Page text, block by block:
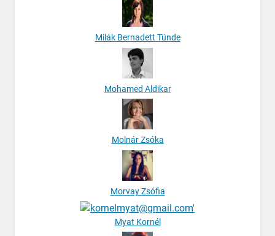
Milák Bernadett Tünde
Mohamed Aldikar
Molnár Zsóka
Morvay Zsófia
Myat Kornél